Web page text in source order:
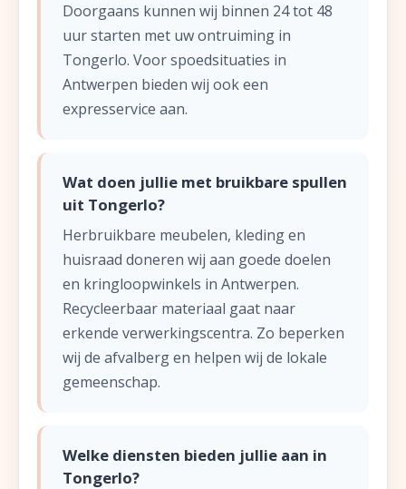
Doorgaans kunnen wij binnen 24 tot 48
uur starten met uw ontruiming in
Tongerlo. Voor spoedsituaties in
Antwerpen bieden wij ook een
expresservice aan.
Wat doen jullie met bruikbare spullen
uit Tongerlo?
Herbruikbare meubelen, kleding en
huisraad doneren wij aan goede doelen
en kringloopwinkels in Antwerpen.
Recycleerbaar materiaal gaat naar
erkende verwerkingscentra. Zo beperken
wij de afvalberg en helpen wij de lokale
gemeenschap.
Welke diensten bieden jullie aan in
Tongerlo?